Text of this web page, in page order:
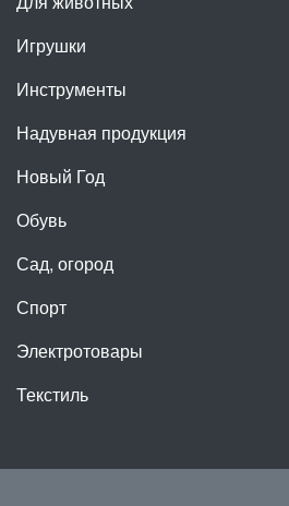
Игрушки
Инструменты
Надувная продукция
Новый Год
Обувь
Сад, огород
Спорт
Электротовары
Текстиль